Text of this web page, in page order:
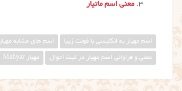
معنی اسم ماتیار
اسم مهیار به انگلیسی با فونت زیبا اسم های مشابه مهیار
معنی و فراوانی اسم مهیار در ثبت احوال مهیار Mahyar